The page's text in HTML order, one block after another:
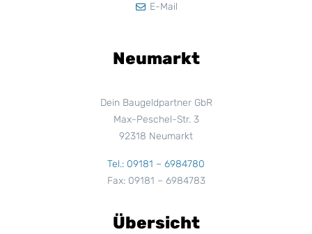
E-Mail
Neumarkt
Dein Baugeldpartner GbR
Max-Peschel-Str. 3
92318 Neumarkt
Tel.: 09181 – 6984780
Fax: 09181 – 6984783
Übersicht